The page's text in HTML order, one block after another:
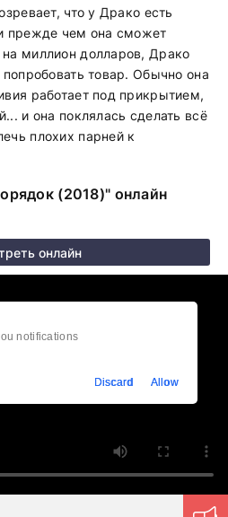
что у Драко есть
прежде чем она сможет
миллион долларов, Драко
товар. Обычно она
работает под прикрытием,
и она поклялась сделать всё
плохих парней к
(2018)" онлайн
онлайн
notifications
Discard Allow